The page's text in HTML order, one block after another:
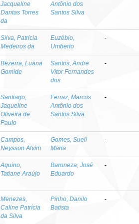
Jacqueline
Dantas Torres
da
Antônio dos
Santos Silva
Silva, Patricia
Medeiros da
Euzébio,
Umberto
-
Bezerra, Luana
Gomide
Santos, Andre
Vitor Fernandes
dos
-
Santiago,
Jaqueline
Oliveira de
Paulo
Ferraz, Marcos
Antônio dos
Santos Silva
-
Campos,
Neysson Alvim
Gomes, Sueli
Maria
-
Aquino,
Tatiane Araújo
Baroneza, José
Eduardo
-
Menezes,
Caline Patrícia
da Silva
Pinho, Danilo
Batista
-